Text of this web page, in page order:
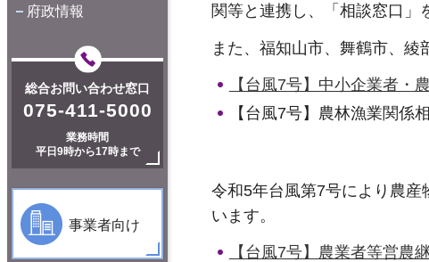
府政情報
総合お問い合わせ窓口
075-411-5000
業務時間
平日9時から17時まで
事業者向け
関等と連携し、「相談窓口」
また、福知山市、舞鶴市、綾
【台風7号】中小企業者・
【台風7号】農林漁業関係
令和5年台風第7号により農
います。
【台風7号】農業者等営農